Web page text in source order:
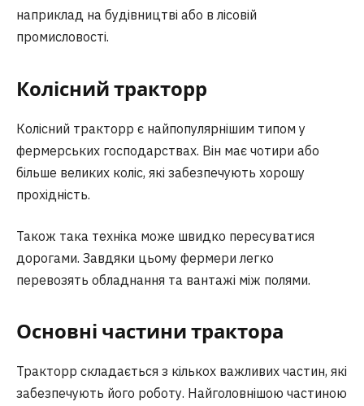
наприклад на будівництві або в лісовій
промисловості.
Колісний тракторр
Колісний тракторр є найпопулярнішим типом у
фермерських господарствах. Він має чотири або
більше великих коліс, які забезпечують хорошу
прохідність.
Також така техніка може швидко пересуватися
дорогами. Завдяки цьому фермери легко
перевозять обладнання та вантажі між полями.
Основні частини трактора
Тракторр складається з кількох важливих частин, які
забезпечують його роботу. Найголовнішою частиною